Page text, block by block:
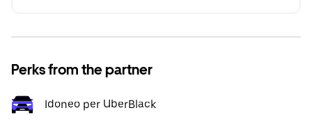
Perks from the partner
Idoneo per UberBlack